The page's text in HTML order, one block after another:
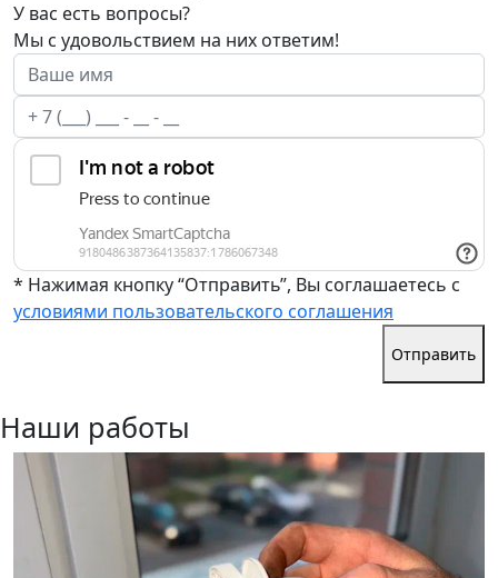
У вас есть вопросы?
Мы с удовольствием на них ответим!
* Нажимая кнопку “Отправить”, Вы соглашаетесь с
условиями пользовательского соглашения
Отправить
Наши работы